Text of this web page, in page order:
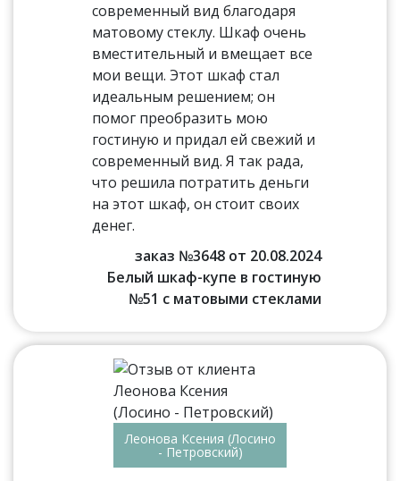
современный вид благодаря
матовому стеклу. Шкаф очень
вместительный и вмещает все
мои вещи. Этот шкаф стал
идеальным решением; он
помог преобразить мою
гостиную и придал ей свежий и
современный вид. Я так рада,
что решила потратить деньги
на этот шкаф, он стоит своих
денег.
заказ №3648 от 20.08.2024
Белый шкаф-купе в гостиную
№51 с матовыми стеклами
Леонова Ксения (Лосино
- Петровский)